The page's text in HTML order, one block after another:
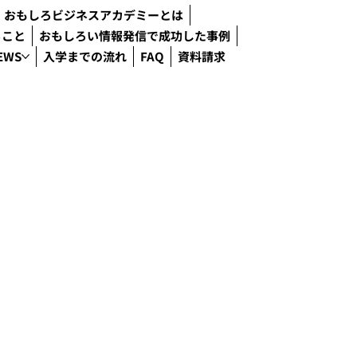
おもしろビジネスアカデミーとは
と
おもしろい情報発信で成功した事例
入学までの流れ FAQ 資料請求